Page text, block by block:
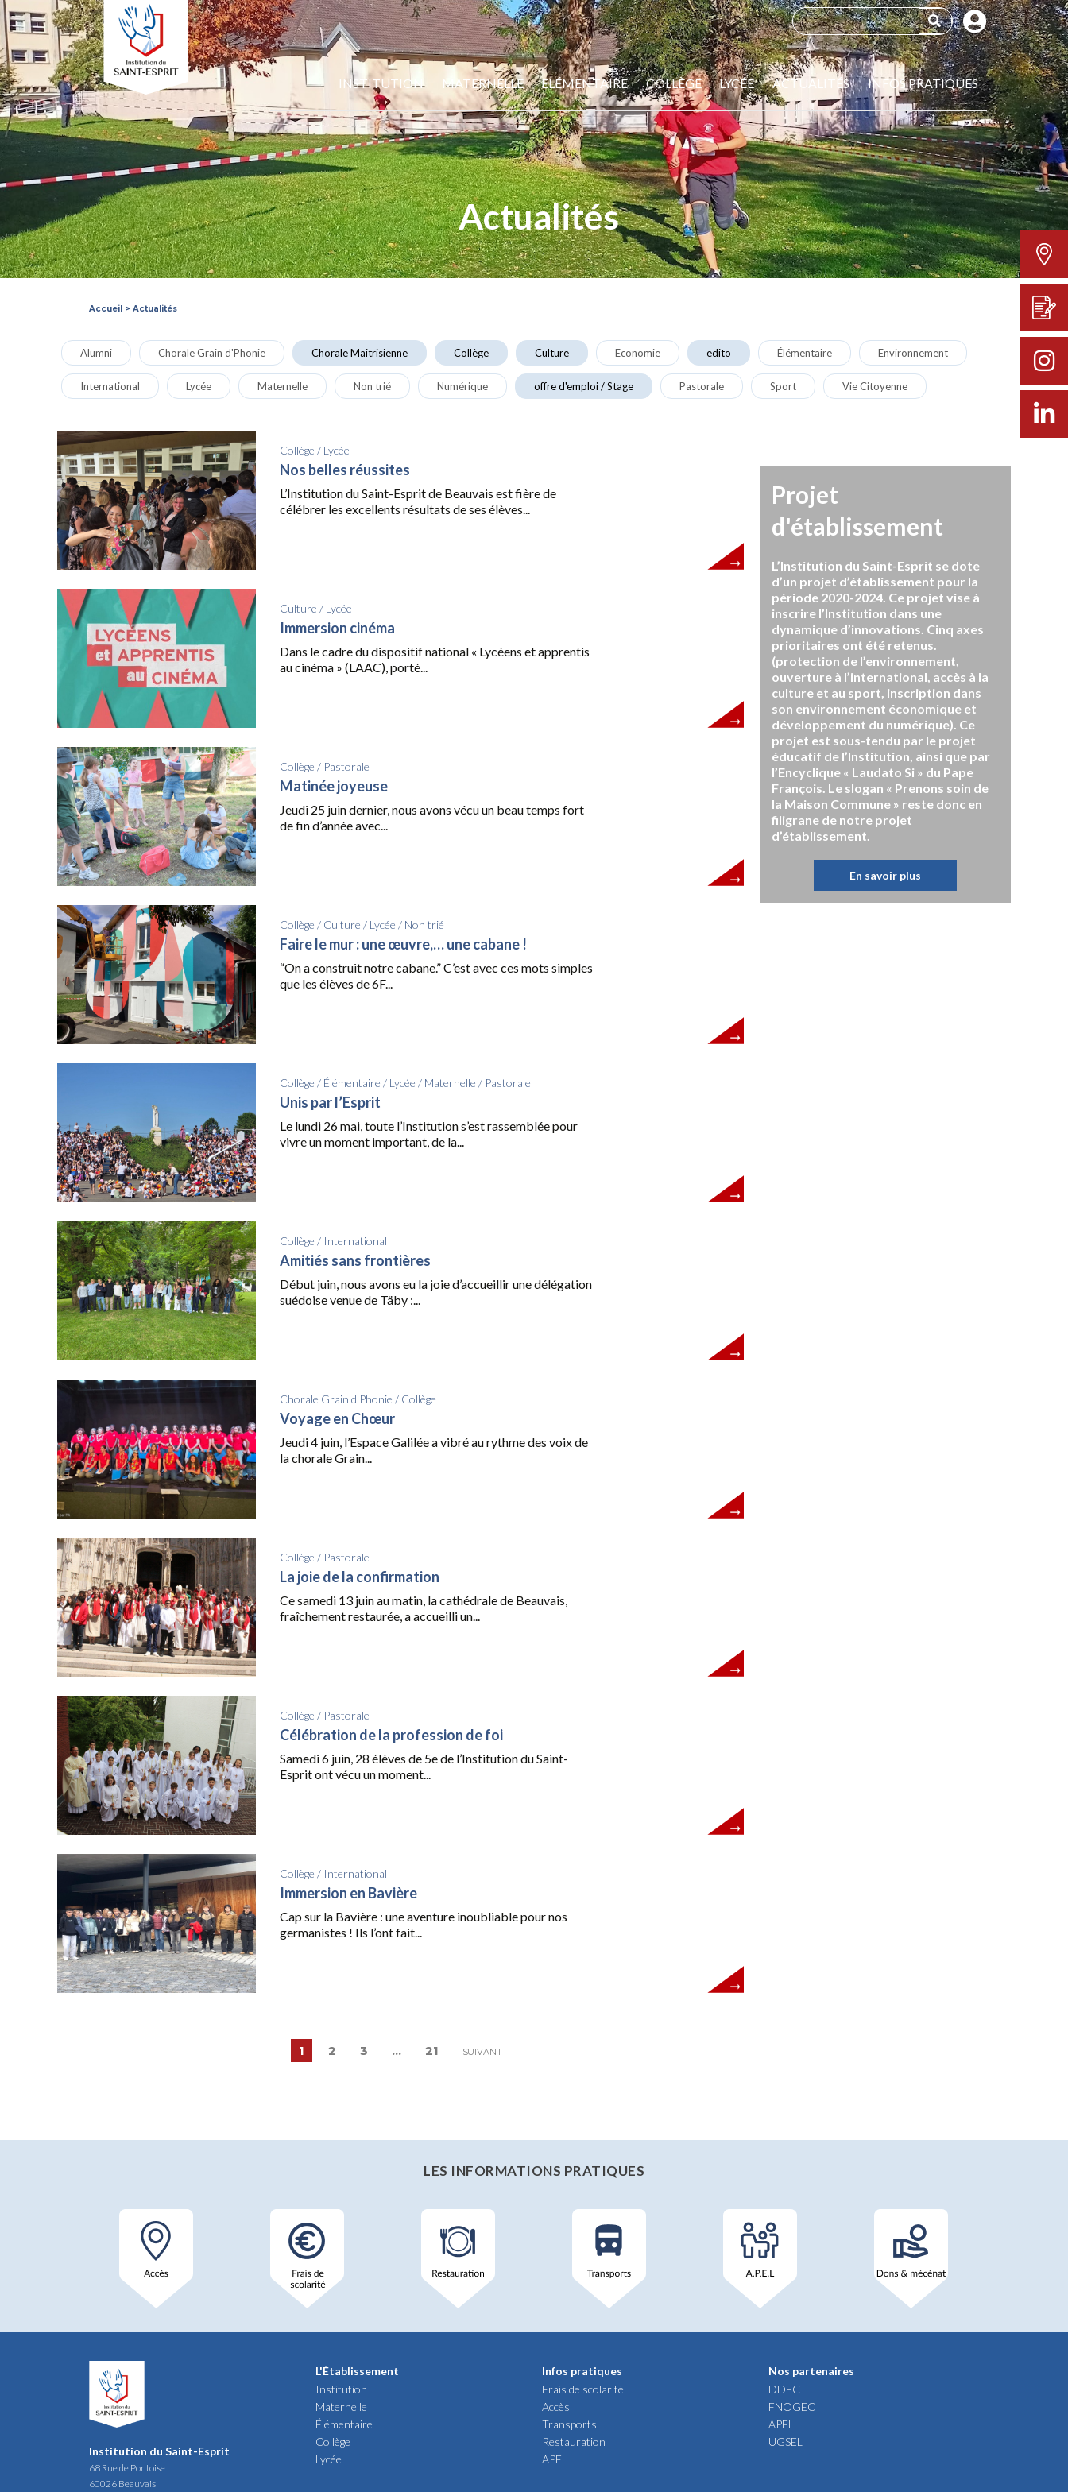
INSTITUTION MATERNELLE ELÉMENTAIRE COLLÈGE LYCÉE ACTUALITÉS INFOS PRATIQUES
Actualités
Accueil > Actualités
Alumni Chorale Grain d'Phonie Chorale Maitrisienne Collège Culture Economie edito Élémentaire Environnement
International Lycée Maternelle Non trié Numérique offre d'emploi / Stage Pastorale Sport Vie Citoyenne
Collège / Lycée
Nos belles réussites
L’Institution du Saint-Esprit de Beauvais est fière de
célébrer les excellents résultats de ses élèves...
Culture / Lycée
Immersion cinéma
Dans le cadre du dispositif national « Lycéens et apprentis
au cinéma » (LAAC), porté...
Collège / Pastorale
Matinée joyeuse
Jeudi 25 juin dernier, nous avons vécu un beau temps fort
de fin d’année avec...
Collège / Culture / Lycée / Non trié
Faire le mur : une œuvre,… une cabane !
“On a construit notre cabane.” C’est avec ces mots simples
que les élèves de 6F...
Collège / Élémentaire / Lycée / Maternelle / Pastorale
Unis par l’Esprit
Le lundi 26 mai, toute l’Institution s’est rassemblée pour
vivre un moment important, de la...
Collège / International
Amitiés sans frontières
Début juin, nous avons eu la joie d’accueillir une délégation
suédoise venue de Täby :...
Chorale Grain d'Phonie / Collège
Voyage en Chœur
Jeudi 4 juin, l’Espace Galilée a vibré au rythme des voix de
la chorale Grain...
Collège / Pastorale
La joie de la confirmation
Ce samedi 13 juin au matin, la cathédrale de Beauvais,
fraîchement restaurée, a accueilli un...
Collège / Pastorale
Célébration de la profession de foi
Samedi 6 juin, 28 élèves de 5e de l’Institution du Saint-
Esprit ont vécu un moment...
Collège / International
Immersion en Bavière
Cap sur la Bavière : une aventure inoubliable pour nos
germanistes ! Ils l’ont fait...
1 2 3 … 21 SUIVANT
Projet
d'établissement
L’Institution du Saint-Esprit se dote
d’un projet d’établissement pour la
période 2020-2024. Ce projet vise à
inscrire l’Institution dans une
dynamique d’innovations. Cinq axes
prioritaires ont été retenus.
(protection de l’environnement,
ouverture à l’international, accès à la
culture et au sport, inscription dans
son environnement économique et
développement du numérique). Ce
projet est sous-tendu par le projet
éducatif de l’Institution, ainsi que par
l’Encyclique « Laudato Si » du Pape
François. Le slogan « Prenons soin de
la Maison Commune » reste donc en
filigrane de notre projet
d’établissement.
En savoir plus
LES INFORMATIONS PRATIQUES
Institution du Saint-Esprit
68 Rue de Pontoise
60026 Beauvais
L'Établissement
Institution
Maternelle
Élémentaire
Collège
Lycée
Infos pratiques
Frais de scolarité
Accès
Transports
Restauration
APEL
Nos partenaires
DDEC
FNOGEC
APEL
UGSEL